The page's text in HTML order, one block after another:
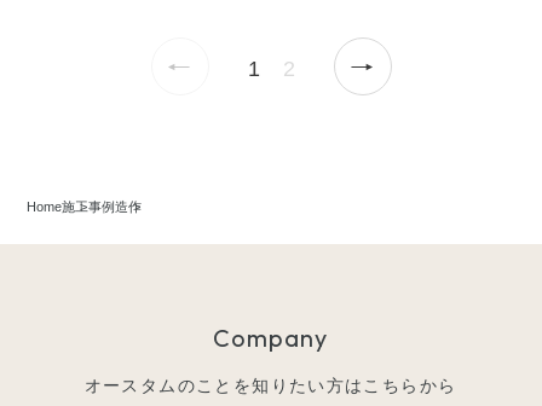
← 1 2 →
Home施工事例造作
Company
オースタムのことを知りたい方はこちらから